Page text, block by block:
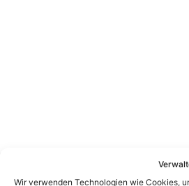
Wir verwenden Technologien wie Cookies,